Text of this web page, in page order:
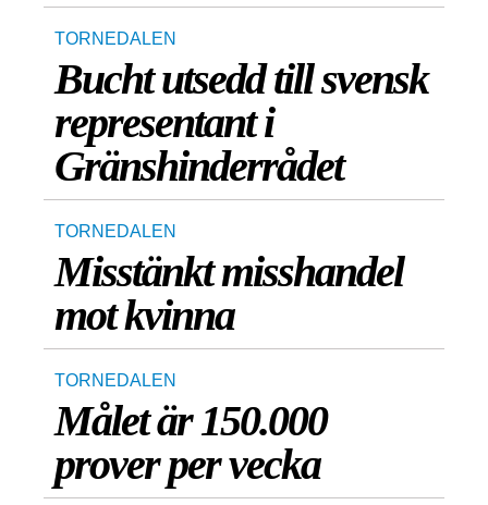
TORNEDALEN
Bucht utsedd till svensk
representant i
Gränshinderrådet
TORNEDALEN
Misstänkt misshandel
mot kvinna
TORNEDALEN
Målet är 150.000
prover per vecka